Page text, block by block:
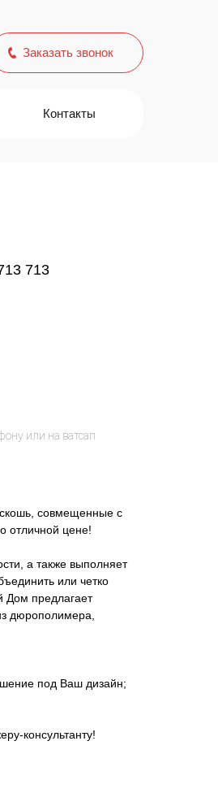
Заказать звонок
Контакты
713
совмещенные с
отличной цене!
а также выполняет
или четко
Дом предлагает
дюрополимера,
под Ваш дизайн;
консультанту!